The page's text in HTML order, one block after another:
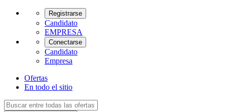
Registrarse
Candidato
EMPRESA
Conectarse
Candidato
Empresa
Ofertas
En todo el sitio